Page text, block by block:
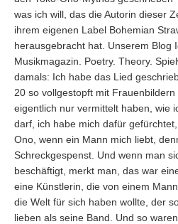
was ich will, das die Autorin dieser
ihrem eigenen Label Bohemian
herausgebracht hat. Unserem Blog
Musikmagazin. Poetry. Theory.
damals: Ich habe das Lied
20 so vollgestopft mit
eigentlich nur vermittelt haben, wie
darf, ich habe mich dafür
Ono, wenn ein Mann mich liebt,
Schreckgespenst. Und wenn man
beschäftigt, merkt man, das war
eine Künstlerin, die von einem
die Welt für sich haben wollte, der
lieben als seine Band. Und so